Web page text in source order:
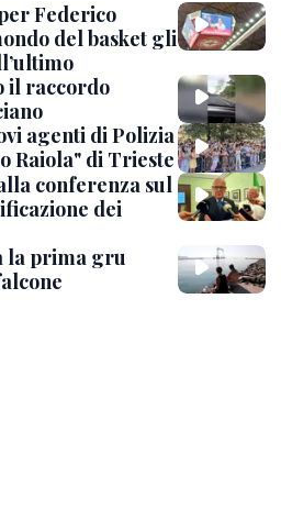
Federico
del basket gli
il raccordo
agenti di Polizia
Raiola" di Trieste
conferenza sul
dei
la prima gru